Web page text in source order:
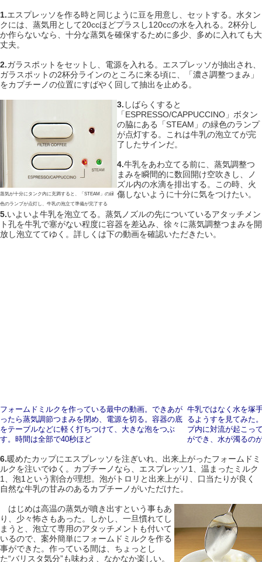
1.エスプレッソを作る時と同じように豆を用意し、セットする。水タン
クには、蒸気用として20ccほどプラスし120ccの水を入れる。2杯分し
か作らないなら、十分な蒸気を確保するために多少、多めに入れても大
丈夫。
2.ガラスポットをセットし、電源を入れる。エスプレッソが抽出され、
ガラスポットの2杯分ラインのところに来る頃に、「濃さ調整つまみ」
をカプチーノの位置にすばやく回して抽出を止める。
蒸気が十分にタンク内に充満すると、「STEAM」の緑
色のランプが点灯し、牛乳の泡立て準備が完了する
3. しばらくすると
「ESPRESSO/CAPPUCCINO」ボタン
の脇にある「STEAM」の緑色のランプ
が点灯する。これは牛乳の泡立てが完
了したサインだ。
4.牛乳をあわ立てる前に、蒸気調整つ
まみを瞬間的に数回開け空吹きし、ノ
ズル内の水滴を排出する。この時、火
傷しないように十分に気をつけたい。
5.いよいよ牛乳を泡立てる。蒸気ノズルの先についているアタッチメン
ト孔を牛乳で塞がない程度に容器を差込み、徐々に蒸気調整つまみを開
放し泡立ててゆく。詳しくは下の動画を確認いただきたい。
フォームドミルクを作っている最中の動画。できあが
ったら蒸気調節つまみを閉め、電源を切る。容器の底
をテーブルなどに軽く打ちつけて、大きな泡をつぶ
す。時間は全部で40秒ほど
牛乳ではなく水を塚
るようすを見てみた
プ内に対流が起こっ
ができ、水が濁るの
6.暖めたカップにエスプレッソを注ぎいれ、出来上がったフォームドミ
ルクを注いでゆく。カプチーノなら、エスプレッソ1、温まったミルク
1、泡1という割合が理想。泡がトロリと出来上がり、口当たりが良く
自然な牛乳の甘みのあるカプチーノがいただけた。
はじめは高温の蒸気が噴き出すという事もあ
り、少々怖さもあった。しかし、一旦慣れてし
まうと、泡立て専用のアタッチメントも付いて
いるので、案外簡単にフォームドミルクを作る
事ができた。作っている間は、ちょっとし
た“バリスタ気分”も味わえ、なかなか楽しい。